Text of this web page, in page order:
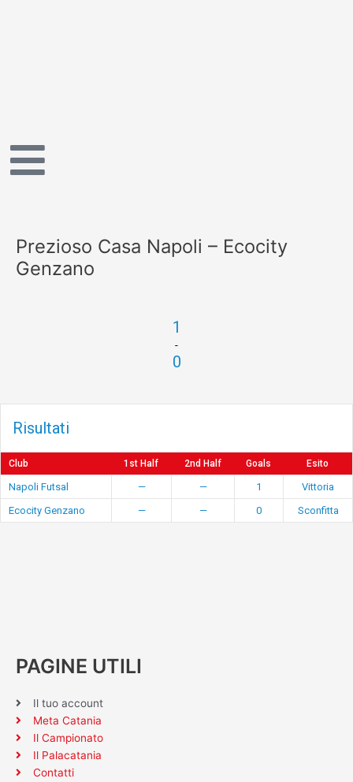
Prezioso Casa Napoli – Ecocity
Genzano
1
-
0
Risultati
Club 1st Half 2nd Half Goals Esito
Napoli Futsal — — 1
Vittoria
Ecocity Genzano
— — 0 Sconfitta
PAGINE UTILI
Il tuo account
Meta Catania
Il Campionato
Il Palacatania
Contatti